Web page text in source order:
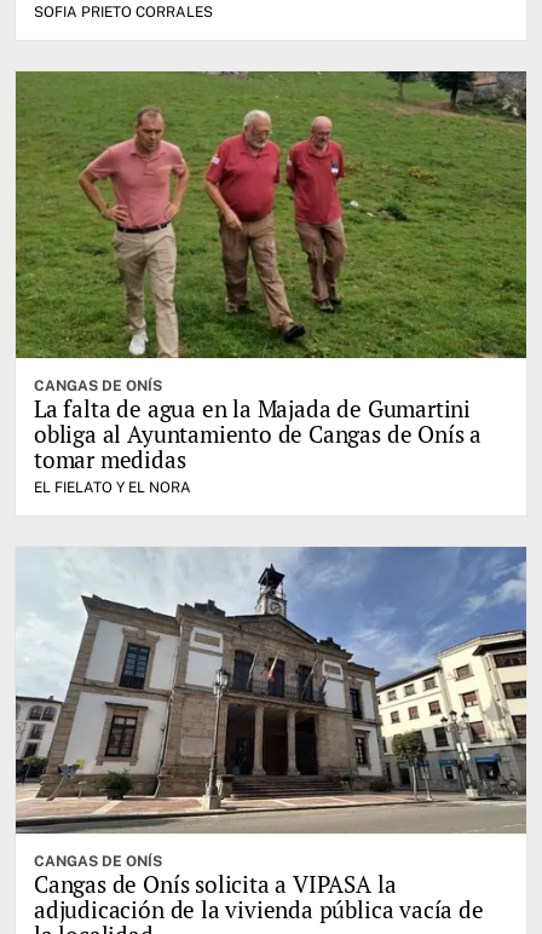
SOFIA PRIETO CORRALES
CANGAS DE ONÍS
La falta de agua en la Majada de Gumartini
obliga al Ayuntamiento de Cangas de Onís a
tomar medidas
EL FIELATO Y EL NORA
CANGAS DE ONÍS
Cangas de Onís solicita a VIPASA la
adjudicación de la vivienda pública vacía de